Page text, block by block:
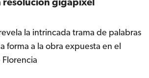
gigapíxel
la intrincada trama de palabras
forma a la obra expuesta en el